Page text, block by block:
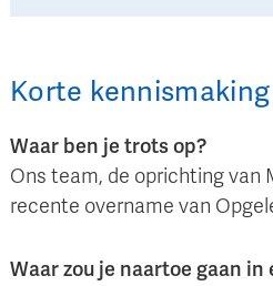
Korte kennismaking
Waar ben je trots op?
Ons team, de oprichting van
recente overname van
Waar zou je naartoe gaan